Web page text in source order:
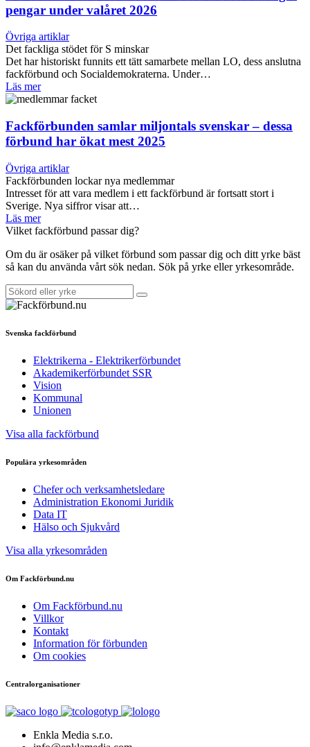
pengar under valåret 2026
Övriga artiklar
Det fackliga stödet för S minskar
Det har historiskt funnits ett tätt samarbete mellan LO, dess anslutna
fackförbund och Socialdemokraterna. Under…
Läs mer
Fackförbunden samlar miljontals svenskar – dessa
förbund har ökat mest 2025
Övriga artiklar
Fackförbunden lockar nya medlemmar
Intresset för att vara medlem i ett fackförbund är fortsatt stort i
Sverige. Nya siffror visar att…
Läs mer
Vilket fackförbund passar dig?
Om du är osäker på vilket förbund som passar dig och ditt yrke bäst
så kan du använda vårt sök nedan. Sök på yrke eller yrkesområde.
Svenska fackförbund
Elektrikerna - Elektrikerförbundet
Akademikerförbundet SSR
Vision
Kommunal
Unionen
Visa alla fackförbund
Populära yrkesområden
Chefer och verksamhetsledare
Administration Ekonomi Juridik
Data IT
Hälso och Sjukvård
Visa alla yrkesområden
Om Fackförbund.nu
Om Fackförbund.nu
Villkor
Kontakt
Information för förbunden
Om cookies
Centralorganisationer
Enkla Media s.r.o.